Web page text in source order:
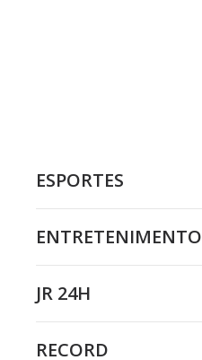
ESPORTES
ENTRETENIMENTO
JR 24H
RECORD